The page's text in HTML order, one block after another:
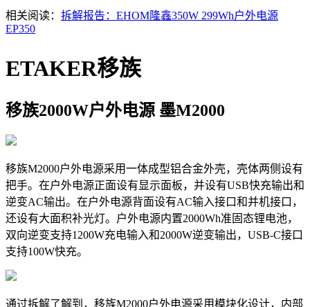
相关阅读： 拆解报告：EHOM隆鑫350W 299Wh户外电源
EP350
ETAKER移族
移族2000W户外电源 墨M2000
移族M2000户外电源采用一体成型铝合金外壳，壳体两侧设有
把手。在户外电源正面设有显示面板，并设有USB快充输出和
逆变AC输出。在户外电源背面设有AC输入接口和并机接口，
还设有大面积补光灯。户外电源内置2000Wh准固态锂电池，
双向逆变支持1200W充电输入和2000W逆变输出，USB-C接口
支持100W快充。
通过拆解了解到，移族M2000户外电源采用模块化设计，内部